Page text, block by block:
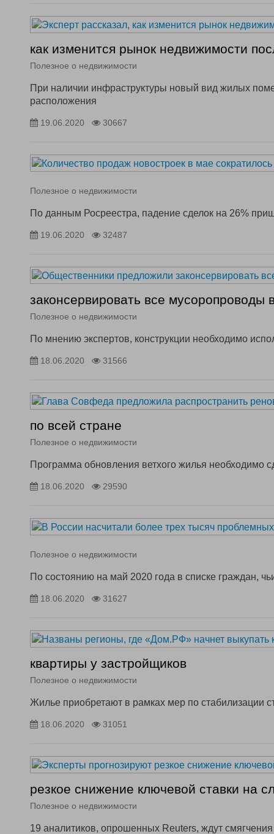
как изменится рынок недвижимости
Полезное о недвижимости
При наличии инфраструктуры новый вид жилых
расположения
19.06.2020 30667
Полезное о недвижимости
По данным Росреестра, падение сделок на 26%
19.06.2020 32487
законсервировать все мусоропроводы
Полезное о недвижимости
По мнению экспертов, конструкции необходимо
18.06.2020 31566
по всей стране
Полезное о недвижимости
Программа обновления ветхого жилья необходимо
18.06.2020 29590
Полезное о недвижимости
По состоянию на май 2020 года в списке граждан,
18.06.2020 31627
квартиры у застройщиков
Полезное о недвижимости
Жилье приобретают в рамках мер по стабилизации
18.06.2020 31051
резкое снижение ключевой ставки на
Полезное о недвижимости
19 аналитиков, опрошенных Reuters, ждут